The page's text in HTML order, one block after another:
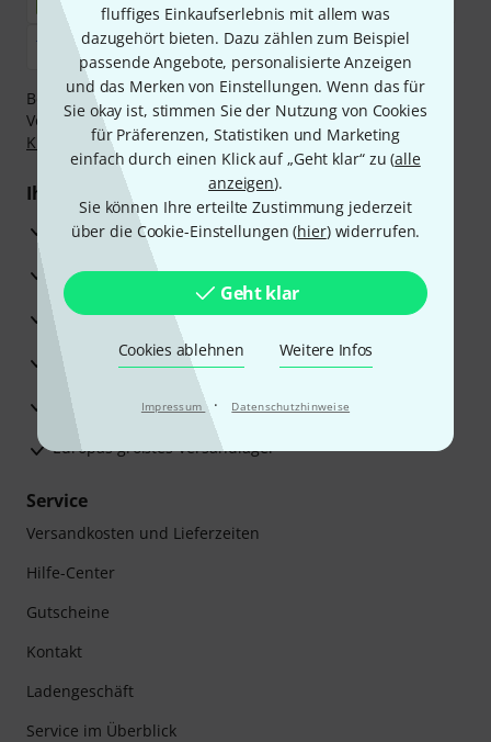
fluffiges Einkaufserlebnis mit allem was
dazugehört bieten. Dazu zählen zum Beispiel
passende Angebote, personalisierte Anzeigen
und das Merken von Einstellungen. Wenn das für
Sie okay ist, stimmen Sie der Nutzung von Cookies
für Präferenzen, Statistiken und Marketing
einfach durch einen Klick auf „Geht klar“ zu (alle
anzeigen).
Sie können Ihre erteilte Zustimmung jederzeit
über die Cookie-Einstellungen (hier) widerrufen.
Geht klar
Cookies ablehnen Weitere Infos
Impressum · Datenschutzhinweise
Bezahlen Sie vertraulich und sicher per Nachnahme,
Vorkasse, PayPal, Amazon Pay,Klarna Sofort bezahlen,
Klarna Ratenzahlungoder Kreditkarte.
Ihre Vorteile
3 Jahre Thomann Garantie
30 Tage Money-Back-Garantie
Reparaturservice
Beratung durch Fachexperten
Zufriedenheitsgarantie
Europas größtes Versandlager
Service
Versandkosten und Lieferzeiten
Hilfe-Center
Gutscheine
Kontakt
Ladengeschäft
Service im Überblick